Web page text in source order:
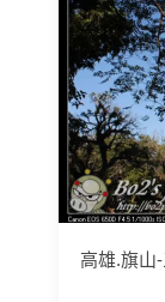
高雄.旗山